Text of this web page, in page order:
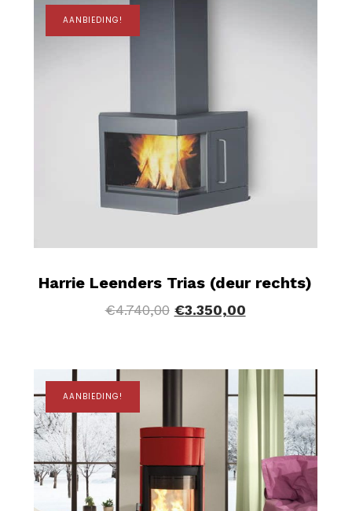
AANBIEDING!
Harrie Leenders Trias (deur rechts)
€4.740,00 €3.350,00
AANBIEDING!